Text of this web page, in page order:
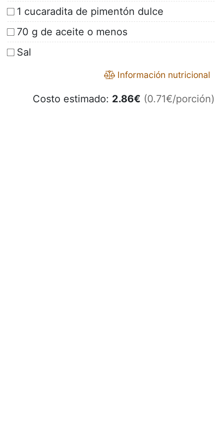
1 cucaradita de pimentón dulce
70 g de aceite o menos
Sal
Información nutricional
Costo estimado: 2.86€ (0.71€/porción)